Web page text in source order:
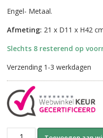
Engel- Metaal.
Afmeting: 21 x D11 x H42
Slechts 8 resterend op
Verzending 1-3 werkdagen
Rustieke